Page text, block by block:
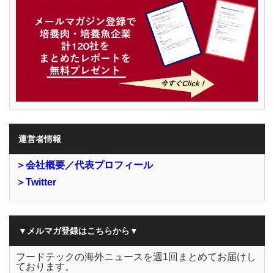
運営者情報
＞会社概要／代表プロフィール
＞Twitter
▼メルマガ登録はこちらから▼
フードテックの海外ニュースを週1回まとめてお届けし
ております。